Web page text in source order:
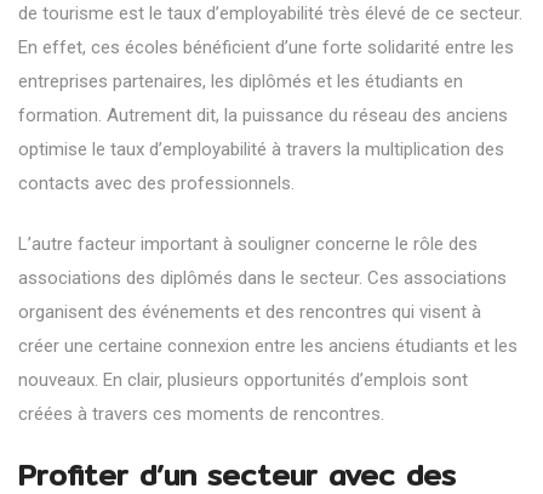
de tourisme est le taux d’employabilité très élevé de ce secteur.
En effet, ces écoles bénéficient d’une forte solidarité entre les
entreprises partenaires, les diplômés et les étudiants en
formation. Autrement dit, la puissance du réseau des anciens
optimise le taux d’employabilité à travers la multiplication des
contacts avec des professionnels.
L’autre facteur important à souligner concerne le rôle des
associations des diplômés dans le secteur. Ces associations
organisent des événements et des rencontres qui visent à
créer une certaine connexion entre les anciens étudiants et les
nouveaux. En clair, plusieurs opportunités d’emplois sont
créées à travers ces moments de rencontres.
Profiter d’un secteur avec des